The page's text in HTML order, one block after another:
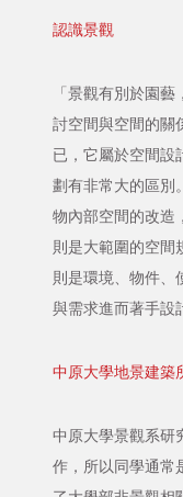
認識景觀
「景觀有別於園
討空間與空間的關
已，它屬於空間設
劃有非常大的區別
物內部空間的改造
則是大範圍的空間
則是環境、物件、
與需求進而著手設
中原大學地景建築
中原大學景觀系研
作，所以同學通常